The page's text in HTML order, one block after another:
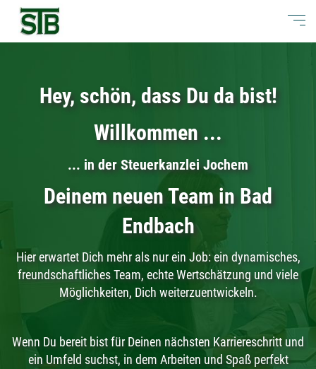
Hey, schön, dass Du da bist!
Willkommen ...
... in der Steuerkanzlei Jochem
Deinem neuen Team in Bad
Endbach
Hier erwartet Dich mehr als nur ein Job: ein dynamisches,
freundschaftliches Team, echte Wertschätzung und viele
Möglichkeiten, Dich weiterzuentwickeln.
Wenn Du bereit bist für Deinen nächsten Karriereschritt und
ein Umfeld suchst, in dem Arbeiten und Spaß perfekt